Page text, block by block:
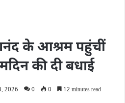
के आश्रम पहुंचीं
की दी बधाई
2026 0 0 12 minutes read